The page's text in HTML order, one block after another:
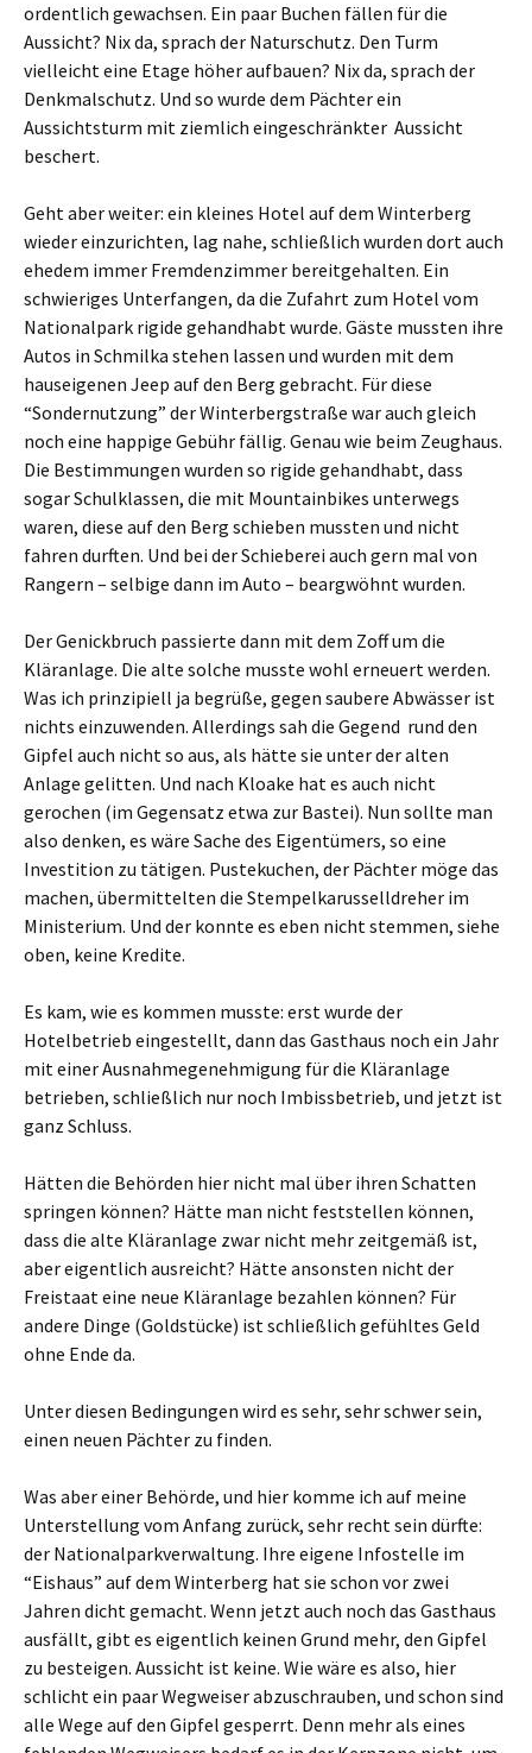
ordentlich gewachsen. Ein paar Buchen fällen für die
Aussicht? Nix da, sprach der Naturschutz. Den Turm
vielleicht eine Etage höher aufbauen? Nix da, sprach der
Denkmalschutz. Und so wurde dem Pächter ein
Aussichtsturm mit ziemlich eingeschränkter Aussicht
beschert.
Geht aber weiter: ein kleines Hotel auf dem Winterberg
wieder einzurichten, lag nahe, schließlich wurden dort auch
ehedem immer Fremdenzimmer bereitgehalten. Ein
schwieriges Unterfangen, da die Zufahrt zum Hotel vom
Nationalpark rigide gehandhabt wurde. Gäste mussten ihre
Autos in Schmilka stehen lassen und wurden mit dem
hauseigenen Jeep auf den Berg gebracht. Für diese
“Sondernutzung” der Winterbergstraße war auch gleich
noch eine happige Gebühr fällig. Genau wie beim Zeughaus.
Die Bestimmungen wurden so rigide gehandhabt, dass
sogar Schulklassen, die mit Mountainbikes unterwegs
waren, diese auf den Berg schieben mussten und nicht
fahren durften. Und bei der Schieberei auch gern mal von
Rangern – selbige dann im Auto – beargwöhnt wurden.
Der Genickbruch passierte dann mit dem Zoff um die
Kläranlage. Die alte solche musste wohl erneuert werden.
Was ich prinzipiell ja begrüße, gegen saubere Abwässer ist
nichts einzuwenden. Allerdings sah die Gegend rund den
Gipfel auch nicht so aus, als hätte sie unter der alten
Anlage gelitten. Und nach Kloake hat es auch nicht
gerochen (im Gegensatz etwa zur Bastei). Nun sollte man
also denken, es wäre Sache des Eigentümers, so eine
Investition zu tätigen. Pustekuchen, der Pächter möge das
machen, übermittelten die Stempelkarusselldreher im
Ministerium. Und der konnte es eben nicht stemmen, siehe
oben, keine Kredite.
Es kam, wie es kommen musste: erst wurde der
Hotelbetrieb eingestellt, dann das Gasthaus noch ein Jahr
mit einer Ausnahmegenehmigung für die Kläranlage
betrieben, schließlich nur noch Imbissbetrieb, und jetzt ist
ganz Schluss.
Hätten die Behörden hier nicht mal über ihren Schatten
springen können? Hätte man nicht feststellen können,
dass die alte Kläranlage zwar nicht mehr zeitgemäß ist,
aber eigentlich ausreicht? Hätte ansonsten nicht der
Freistaat eine neue Kläranlage bezahlen können? Für
andere Dinge (Goldstücke) ist schließlich gefühltes Geld
ohne Ende da.
Unter diesen Bedingungen wird es sehr, sehr schwer sein,
einen neuen Pächter zu finden.
Was aber einer Behörde, und hier komme ich auf meine
Unterstellung vom Anfang zurück, sehr recht sein dürfte:
der Nationalparkverwaltung. Ihre eigene Infostelle im
“Eishaus” auf dem Winterberg hat sie schon vor zwei
Jahren dicht gemacht. Wenn jetzt auch noch das Gasthaus
ausfällt, gibt es eigentlich keinen Grund mehr, den Gipfel
zu besteigen. Aussicht ist keine. Wie wäre es also, hier
schlicht ein paar Wegweiser abzuschrauben, und schon sind
alle Wege auf den Gipfel gesperrt. Denn mehr als eines